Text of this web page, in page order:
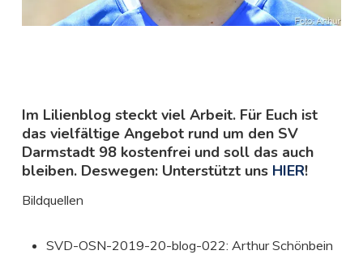
Im Lilienblog steckt viel Arbeit. Für Euch ist
das vielfältige Angebot rund um den SV
Darmstadt 98 kostenfrei und soll das auch
bleiben. Deswegen: Unterstützt uns HIER!
Bildquellen
SVD-OSN-2019-20-blog-022: Arthur Schönbein